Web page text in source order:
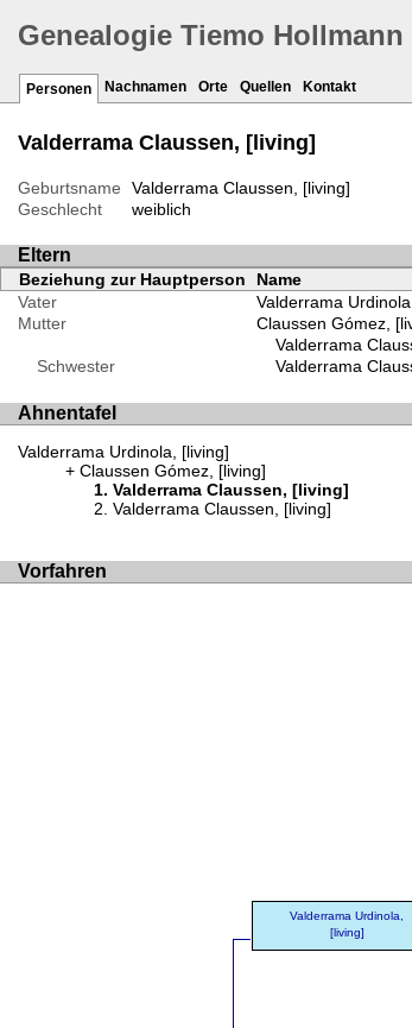
Genealogie Tiemo
Personen Nachnamen Orte Quellen Kontakt
Valderrama Claussen, [living]
Geburtsname
Valderrama Claussen, [living]
Geschlecht
weiblich
Eltern
Beziehung zur Hauptperson Name
Vater
Valderrama
Mutter
Claussen Gómez,
Valderrama
Schwester
Valderrama
Ahnentafel
Valderrama Urdinola, [living]
Claussen Gómez, [living]
Valderrama Claussen, [living]
Valderrama Claussen, [living]
Vorfahren
Valderrama Urdinola,
[living]